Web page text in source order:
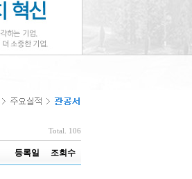
Total. 106
등록일 조회수